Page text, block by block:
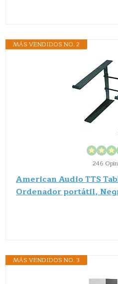
MÁS VENDIDOS NO. 2
246
American Audio TTS
Ordenador portátil,
MÁS VENDIDOS NO. 3